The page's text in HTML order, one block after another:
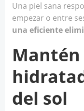
Una piel sana
empezar o entre
una eficiente
del sol